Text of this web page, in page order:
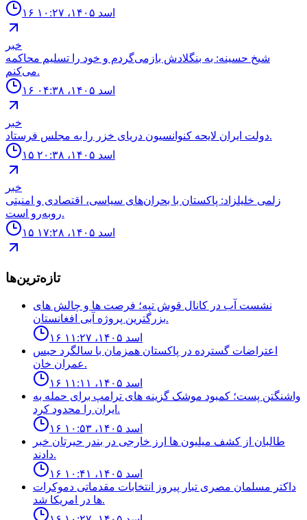
۱۶ اسد ۱۴۰۵، ۱۰:۲۷
خبر
شیخ حسینه: به بنگلادش بازمی‌گردم و خود را تسلیم محاکمه
می‌کنم.
۱۶ اسد ۱۴۰۵، ۰۴:۳۸
خبر
دولت ايران لايحه كنوانسيون درياى خزر را به مجلس فرستاد.
۱۵ اسد ۱۴۰۵، ۲۰:۳۸
خبر
زلمی خلیلزاد: پاکستان با بحران‌های سیاسی، اقتصادی و امنیتی
روبه‌رو است.
۱۵ اسد ۱۴۰۵، ۱۷:۲۸
تازه‌ترین‌ها
نشست آب در كانال قوش تپه؛ فرصت ها و چالش هاى
بزرگترين پروژه آبى افغانستان.
۱۶ اسد ۱۴۰۵، ۱۱:۲۷
اعتراضات گسترده در پاكستان همزمان با سالگرد حبس
عمران خان.
۱۶ اسد ۱۴۰۵، ۱۱:۱۱
واشنگتن پست؛ كمبود موشک گزينه هاى ترامپ براى حمله به
ايران را محدود كرد.
۱۶ اسد ۱۴۰۵، ۱۰:۵۳
طالبان از كشف ميليون ها ارز خارجى در بندر حيرتان خبر
دادند.
۱۶ اسد ۱۴۰۵، ۱۰:۴۱
داكتر مسلمان مصرى تبار پيروز انتخابات مقدماتى دموكرات
ها در امريكا شد.